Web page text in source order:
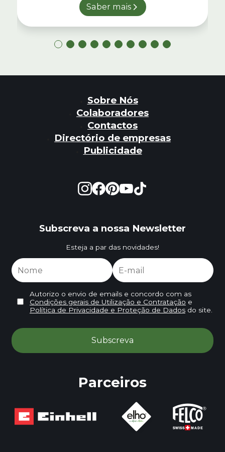
Saber mais
Sobre Nós
Colaboradores
Contactos
Directório de empresas
Publicidade
Subscreva a nossa Newsletter
Esteja a par das novidades!
Autorizo o envio de emails e concordo com as
Condições gerais de Utilização e Contratação e
Política de Privacidade e Proteção de Dadosdo site.
Parceiros